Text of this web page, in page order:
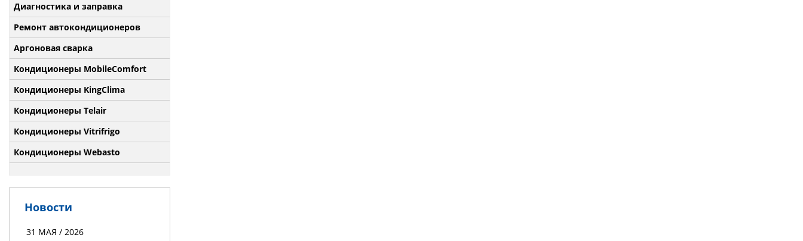
Диагностика и заправка
Ремонт автокондиционеров
Аргоновая сварка
Кондиционеры MobileComfort
Кондиционеры KingClima
Кондиционеры Telair
Кондиционеры Vitrifrigo
Кондиционеры Webasto
Новости
31 МАЯ / 2026